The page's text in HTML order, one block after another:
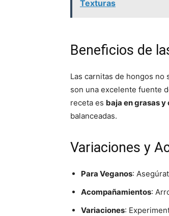
Texturas
Beneficios de
Las carnitas de hongos no
son una excelente fuente
receta es baja en grasas y
balanceadas.
Variaciones y
Para Veganos:
Acompañamientos:
Variaciones: